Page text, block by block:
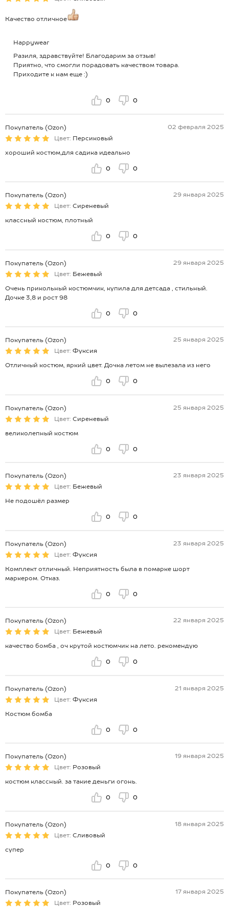
Качество отличное
Happywear
Разиля, здравствуйте! Благодарим за отзыв!
Приятно, что смогли порадовать качеством товара.
Приходите к нам еще :)
0 0
Покупатель (Ozon)
02 февраля 2025
Цвет: Персиковый
хороший костюм,для садика идеально
0 0
Покупатель (Ozon)
29 января 2025
Цвет: Сиреневый
классный костюм, плотный
0 0
Покупатель (Ozon)
29 января 2025
Цвет: Бежевый
Очень прикольный костюмчик, купила для детсада , стильный.
Дочке 3,8 и рост 98
0 0
Покупатель (Ozon)
25 января 2025
Цвет: Фуксия
Отличный костюм, яркий цвет. Дочка летом не вылезала из него
0 0
Покупатель (Ozon)
25 января 2025
Цвет: Сиреневый
великолепный костюм
0 0
Покупатель (Ozon)
23 января 2025
Цвет: Бежевый
Не подошёл размер
0 0
Покупатель (Ozon)
23 января 2025
Цвет: Фуксия
Комплект отличный. Неприятность была в помарке шорт
маркером. Отказ.
0 0
Покупатель (Ozon)
22 января 2025
Цвет: Бежевый
качество бомба , оч крутой костюмчик на лето. рекомендую
0 0
Покупатель (Ozon)
21 января 2025
Цвет: Фуксия
Костюм бомба
0 0
Покупатель (Ozon)
19 января 2025
Цвет: Розовый
костюм классный. за такие деньги огонь.
0 0
Покупатель (Ozon)
18 января 2025
Цвет: Сливовый
супер
0 0
Покупатель (Ozon)
17 января 2025
Цвет: Розовый